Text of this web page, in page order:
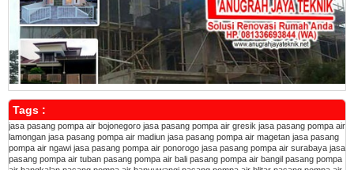
Tags :
jasa pasang pompa air bojonegoro jasa pasang pompa air gresik jasa pasang pompa air
lamongan jasa pasang pompa air madiun jasa pasang pompa air magetan jasa pasang
pompa air ngawi jasa pasang pompa air ponorogo jasa pasang pompa air surabaya jasa
pasang pompa air tuban pasang pompa air bali pasang pompa air bangil pasang pompa